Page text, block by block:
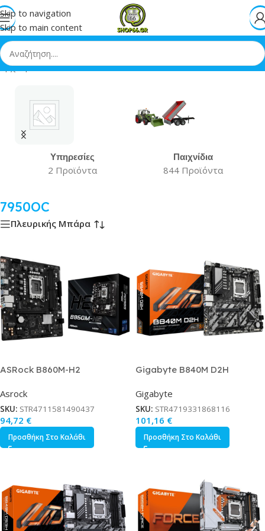
Skip to navigation
Skip to main content
Αρχική»7950OC
Υπηρεσίες
2 Προϊόντα
Παιχνίδια
844 Προϊόντα
7950OC
Πλευρικής Μπάρα
ASRock B860M-H2
Intel 1851 Socket 90-MXBS0-
A0UAYZ
Asrock
SKU: STR4711581490437
94,72 €
Προσθήκη Στο Καλάθι
Gigabyte B840M D2H
AMD AM5 Socket
Gigabyte
SKU: STR4719331868116
101,16 €
Προσθήκη Στο Καλάθι